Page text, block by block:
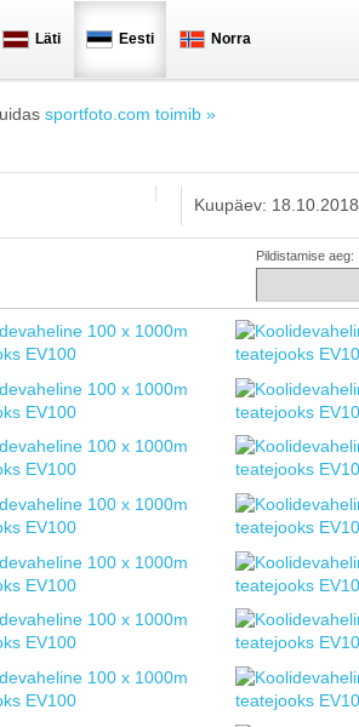
Läti Eesti Norra
sportfoto.com toimib »
Kuupäev: 18.10.2018
Pildistamise aeg: